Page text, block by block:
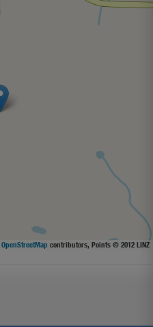
OpenStreetMap contributors, Points © 2012 LINZ